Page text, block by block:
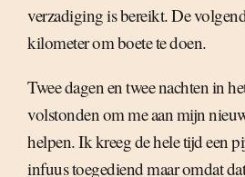
verzadiging is bereikt. De
kilometer om boete te doen.
Twee dagen en twee nachten in
volstonden om me aan mijn
helpen. Ik kreeg de hele tijd een
infuus toegediend maar omdat